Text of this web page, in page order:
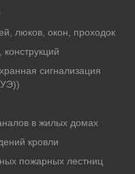
люков, окон, проходок
сигнализация
в жилых домах
кровли
пожарных лестниц